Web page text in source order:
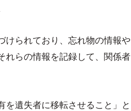
けられており、忘れ物の情報や
れらの情報を記録して、関係者
遺失者に移転させること」と